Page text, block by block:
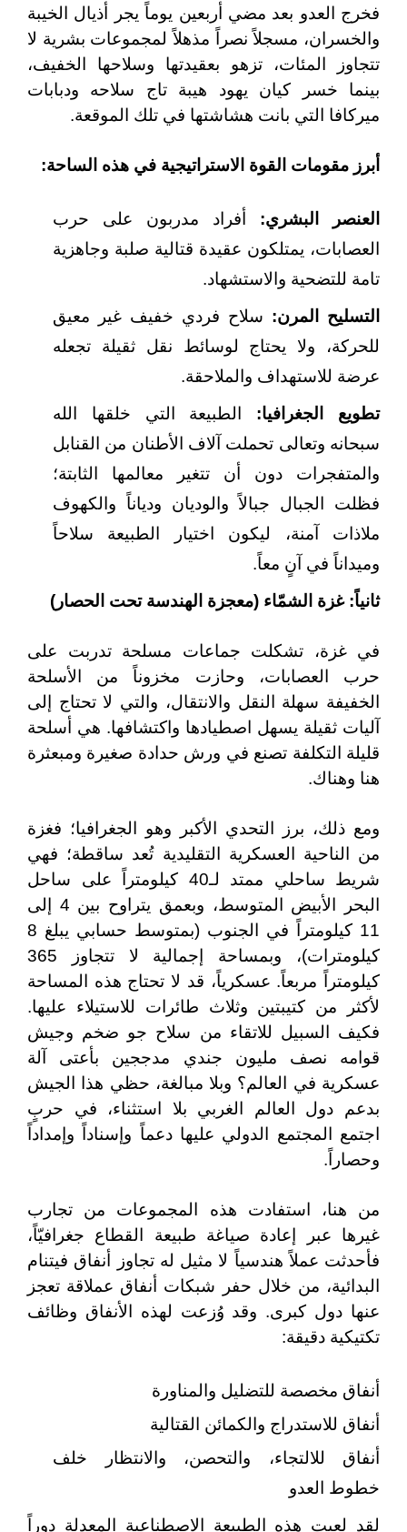
فخرج العدو بعد مضي أربعين يوماً يجر أذيال الخيبة
والخسران، مسجلاً نصراً مذهلاً لمجموعات بشرية لا
تتجاوز المئات، تزهو بعقيدتها وسلاحها الخفيف،
بينما خسر كيان يهود هيبة تاج سلاحه ودبابات
ميركافا التي بانت هشاشتها في تلك الموقعة.
أبرز مقومات القوة الاستراتيجية في هذه الساحة:
العنصر البشري:
أفراد مدربون على حرب
العصابات، يمتلكون عقيدة قتالية صلبة وجاهزية
تامة للتضحية والاستشهاد.
التسليح المرن: سلاح فردي خفيف غير معيق
للحركة، ولا يحتاج لوسائط نقل ثقيلة تجعله
عرضة للاستهداف والملاحقة.
تطويع الجغرافيا:
الطبيعة التي خلقها الله
سبحانه وتعالى تحملت آلاف الأطنان من القنابل
والمتفجرات دون أن تتغير معالمها الثابتة؛
فظلت الجبال جبالاً والوديان ودياناً والكهوف
ملاذات آمنة، ليكون اختيار الطبيعة سلاحاً
وميداناً في آنٍ معاً.
ثانياً: غزة الشمّاء (معجزة الهندسة تحت الحصار)
في غزة، تشكلت جماعات مسلحة تدربت على
حرب العصابات، وحازت مخزوناً من الأسلحة
الخفيفة سهلة النقل والانتقال، والتي لا تحتاج إلى
آليات ثقيلة يسهل اصطيادها واكتشافها. هي أسلحة
قليلة التكلفة تصنع في ورش حدادة صغيرة ومبعثرة
هنا وهناك.
ومع ذلك، برز التحدي الأكبر وهو الجغرافيا؛ فغزة
من الناحية العسكرية التقليدية تُعد ساقطة؛ فهي
شريط ساحلي ممتد لـ40 كيلومتراً على ساحل
البحر الأبيض المتوسط، وبعمق يتراوح بين 4 إلى
11 كيلومتراً في الجنوب (بمتوسط حسابي يبلغ 8
كيلومترات)، وبمساحة إجمالية لا تتجاوز 365
كيلومتراً مربعاً. عسكرياً، قد لا تحتاج هذه المساحة
لأكثر من كتيبتين وثلاث طائرات للاستيلاء عليها.
فكيف السبيل للاتقاء من سلاح جو ضخم وجيش
قوامه نصف مليون جندي مدججين بأعتى آلة
عسكرية في العالم؟ وبلا مبالغة، حظي هذا الجيش
بدعم دول العالم الغربي بلا استثناء، في حربٍ
اجتمع المجتمع الدولي عليها دعماً وإسناداً وإمداداً
وحصاراً.
من هنا، استفادت هذه المجموعات من تجارب
غيرها عبر إعادة صياغة طبيعة القطاع جغرافيّاً،
فأحدثت عملاً هندسياً لا مثيل له تجاوز أنفاق فيتنام
البدائية، من خلال حفر شبكات أنفاق عملاقة تعجز
عنها دول كبرى. وقد وُزعت لهذه الأنفاق وظائف
تكتيكية دقيقة:
أنفاق مخصصة للتضليل والمناورة
أنفاق للاستدراج والكمائن القتالية
أنفاق للالتجاء، والتحصن، والانتظار خلف
خطوط العدو
لقد لعبت هذه الطبيعة الاصطناعية المعدلة دوراً